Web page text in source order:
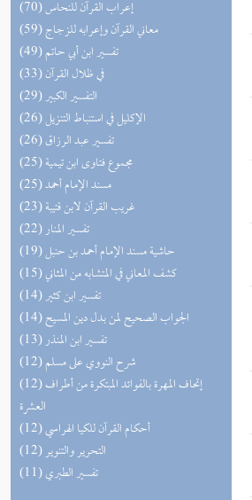
(70) إعراب القرآن للنحاس
(59) معاني القرآن وإعرابه للزجاج
(49) تفسير ابن أبي حاتم
(33) في ظلال القرآن
(29) التفسير الكبير
(26) الإكليل في استنباط التنزيل
(26) تفسير عبد الرزاق
(25) مجموع فتاوى ابن تيمية
(25) مسند الإمام أحمد
(23) غريب القرآن لابن قتيبة
(22) تفسير المنار
(19) حاشية مسند الإمام أحمد بن حنبل
(15) كشف المعاني في المتشابه من المثاني
(14) تفسير ابن كثير
(14) الجواب الصحيح لمن بدل دين المسيح
(13) تفسير ابن المنذر
(12) شرح النووي على مسلم
(12) إتحاف المهرة بالفوائد المبتكرة من أطراف
العشرة
(12) أحكام القرآن للكيا الهراسي
(12) التحرير والتنوير
(11) تفسير الطبري